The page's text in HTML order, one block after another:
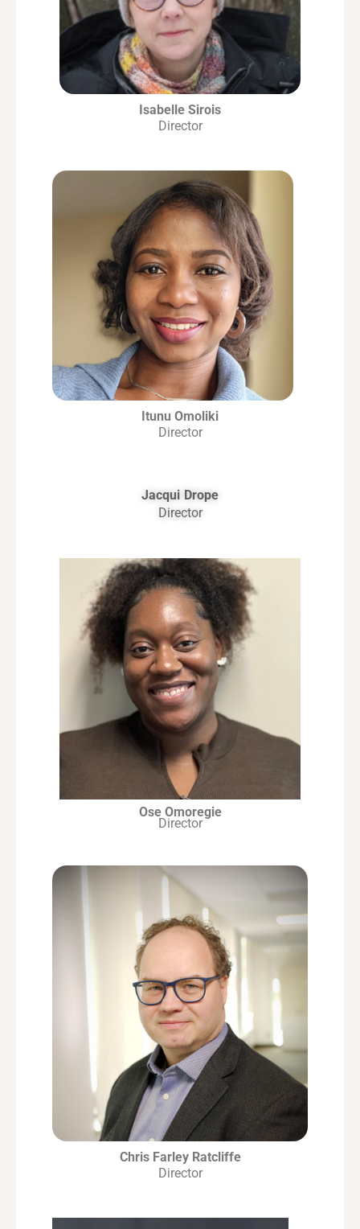
Isabelle Sirois
Director
Itunu Omoliki
Director
Jacqui Drope
Director
Ose Omoregie
Director
Chris Farley Ratcliffe
Director